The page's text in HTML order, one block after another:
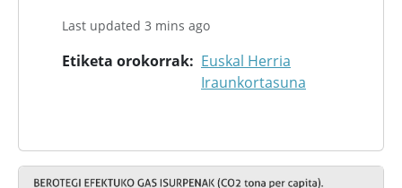
Last updated 3 mins ago
Etiketa orokorrak
Euskal Herria
Iraunkortasuna